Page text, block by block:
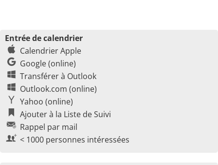
Entrée de calendrier
Calendrier Apple
Google (online)
Transférer à Outlook
Outlook.com (online)
Yahoo (online)
Ajouter à la Liste de Suivi
Rappel par mail
< 1000 personnes intéressées